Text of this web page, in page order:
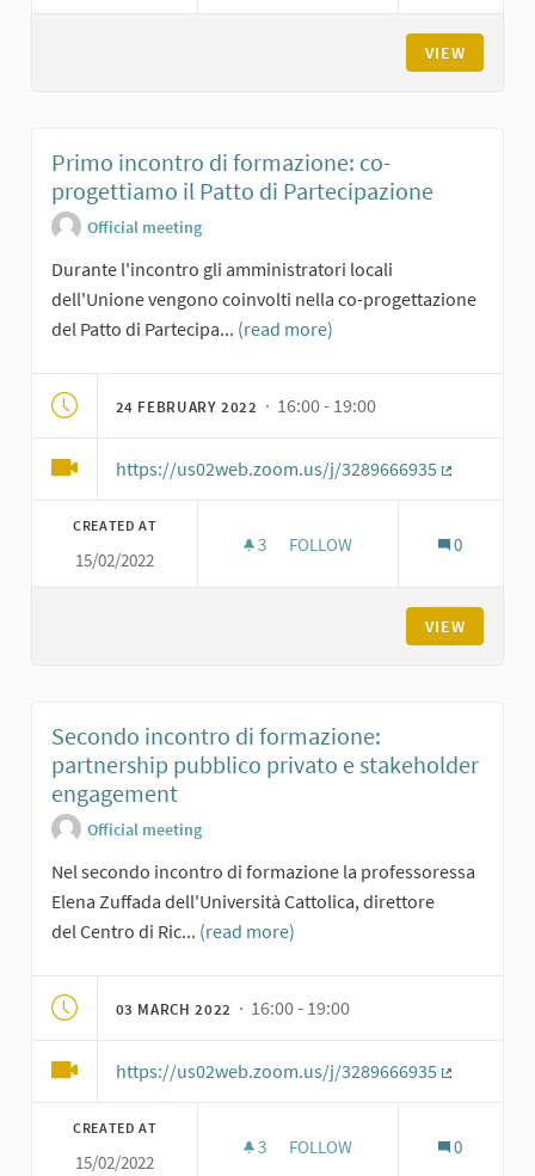
VIEW
Primo incontro di formazione: co-
progettiamo il Patto di Partecipazione
Official meeting
Durante l'incontro gli amministratori locali
dell'Unione vengono coinvolti nella co-progettazione
del Patto di Partecipa... (read more)
24 FEBRUARY 2022 · 16:00 - 19:00
https://us02web.zoom.us/j/3289666935
CREATED AT
15/02/2022
3 3 FOLLOWERS
FOLLOW 0
VIEW
Secondo incontro di formazione:
partnership pubblico privato e stakeholder
engagement
Official meeting
Nel secondo incontro di formazione la professoressa
Elena Zuffada dell'Università Cattolica, direttore
del Centro di Ric... (read more)
03 MARCH 2022 · 16:00 - 19:00
https://us02web.zoom.us/j/3289666935
CREATED AT
15/02/2022
3 3 FOLLOWERS
FOLLOW 0